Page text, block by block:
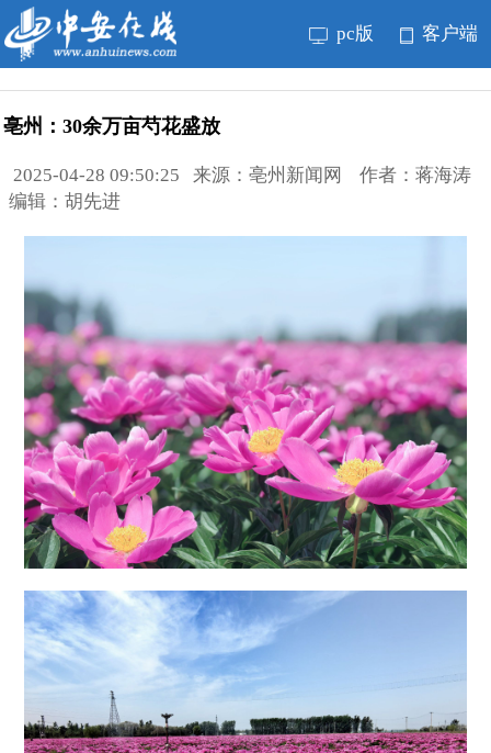
pc版 客户端
亳州：30余万亩芍花盛放
2025-04-28 09:50:25 来源：亳州新闻网 作者：蒋海涛
编辑：胡先进